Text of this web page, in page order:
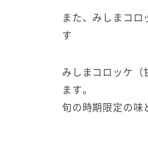
また、みしまコ
す
みしまコロッケ
ます。
旬の時期限定の味